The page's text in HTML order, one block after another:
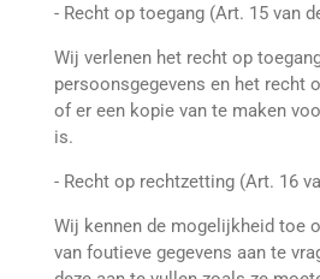
- Recht op toegang (Art. 15 van
Wij verlenen het recht op
persoonsgegevens en het recht
of er een kopie van te maken
is.
- Recht op rechtzetting (Art. 16
Wij kennen de mogelijkheid toe
van foutieve gegevens aan te